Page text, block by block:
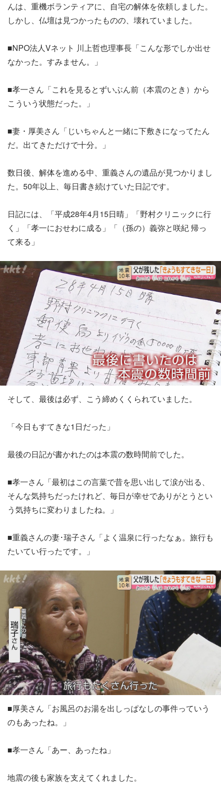
んは、重機ボランティアに、自宅の解体を依頼しました。
しかし、仏壇は見つかったものの、壊れていました。
■NPO法人Vネット 川上哲也理事長「こんな形でしか出せ
なかった。すみません。」
■孝一さん「これを見るとずいぶん前（本震のとき）から
こういう状態だった。」
■妻・厚美さん「じいちゃんと一緒に下敷きになってたん
だ。出てきただけで十分。」
数日後、解体を進める中、重義さんの遺品が見つかりまし
た。50年以上、毎日書き続けていた日記です。
日記には、「平成28年4月15日晴」「野村クリニックに行
く」「孝一におせわに成る」「（孫の）義弥と咲紀 帰っ
て来る」
そして、最後は必ず、こう締めくくられていました。
「今日もすてきな1日だった」
最後の日記が書かれたのは本震の数時間前でした。
■孝一さん「最初はこの言葉で昔を思い出して涙が出る、
そんな気持ちだったけれど、毎日が幸せでありがとうとい
う気持ちに変わりましたね。」
■重義さんの妻･瑞子さん「よく温泉に行ったなぁ。旅行も
たいてい行ったです。」
■厚美さん「お風呂のお湯を出しっぱなしの事件っていう
のもあったね。」
■孝一さん「あー、あったね」
地震の後も家族を支えてくれました。